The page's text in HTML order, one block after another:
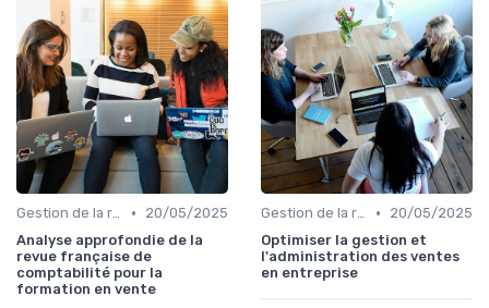
Gestion de la relation client (CRM) •
20/05/2025
Analyse approfondie de la
revue française de
comptabilité pour la
formation en vente
Gestion de la relation client (CRM) •
20/05/2025
Optimiser la gestion et
l'administration des ventes
en entreprise